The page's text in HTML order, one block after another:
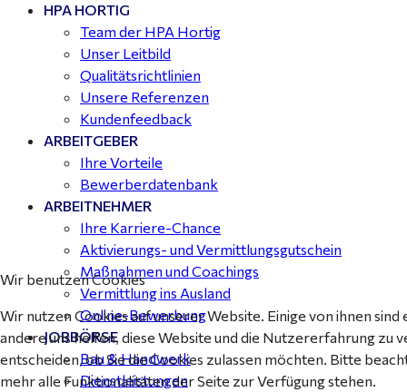
Buchhalter (m/w/d) für Halle (Saale) gesucht - TZ 20-
HPA HORTIG
Team der HPA Hortig
Unser Leitbild
Qualitätsrichtlinien
Unsere Referenzen
Kundenfeedback
ARBEITGEBER
Ihre Vorteile
Bewerberdatenbank
ARBEITNEHMER
Ihre Karriere-Chance
Aktivierungs- und Vermittlungsgutschein
Maßnahmen und Coachings
Vermittlung ins Ausland
Online-Bewerbung
JOBBÖRSE
Bau & Handwerk
Dienstleistungen
Wir benutzen Cookies
Wir nutzen Cookies auf unserer Website. Einige von ihnen
andere uns helfen, diese Website und die Nutzererfahrung zu
entscheiden, ob Sie die Cookies zulassen möchten. Bitte
mehr alle Funktionalitäten der Seite zur Verfügung stehen.